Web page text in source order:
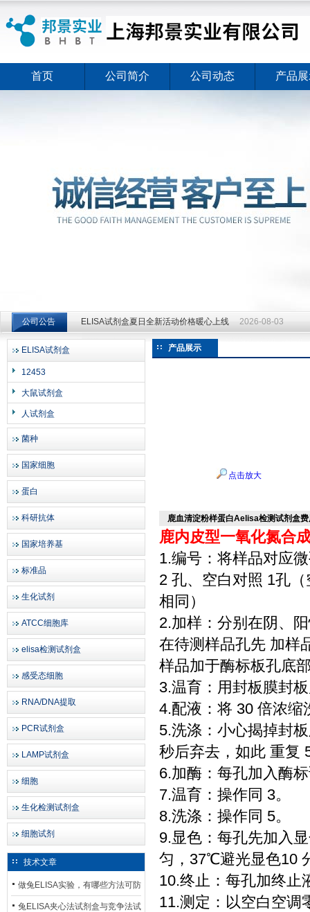
上海邦景实业有限公司
首页 公司简介 公司动态 产品
公司公告 ELISA试剂盒夏日全新活动价格暖心上线 2026-08-03
ELISA试剂盒夏日全新活动价格暖心上线
ELISA试剂盒
12453
大鼠试剂盒
人试剂盒
菌种
国家细胞
蛋白
科研抗体
国家培养基
标准品
生化试剂
ATCC细胞库
elisa检测试剂盒
感受态细胞
RNA/DNA提取
PCR试剂盒
LAMP试剂盒
细胞
生化检测试剂盒
细胞试剂
技术文章
做兔ELISA实验，有哪些方法可防
止平台效应发生？
兔ELISA夹心法试剂盒与竞争法试
产品展示
点击放大
鹿血清淀粉样蛋白Aelisa检测试剂盒费
鹿内皮型一氧化氮合
1.编号：将样品对应
2 孔、空白对照 1孔
相同）
2.加样：分别在阴、
在待测样品孔先 加样
样品加于酶标板孔底
3.温育：用封板膜封
4.配液：将 30 倍浓缩
5.洗涤：小心揭掉封
秒后弃去，如此 重复
6.加酶：每孔加入酶
7.温育：操作同 3。
8.洗涤：操作同 5。
9.显色：每孔先加入
匀，37℃避光显色10
10.终止：每孔加终止
11.测定：以空白空调